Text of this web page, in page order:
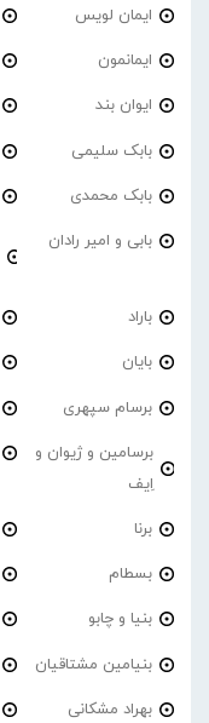
ایمان لویس
ایمانمون
ایوان بند
بابک سلیمی
بابک محمدی
بابی و امیر رادان
باراد
بایان
برسام سپهری
برسامین و ژیوان و
اِیف
برنا
بسطام
بنیا و چابو
بنیامین مشتاقیان
بهراد مشکانی